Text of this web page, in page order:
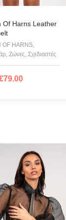
- Statuettes
& Σκουφιά
Of Harns Leather
OF HARNS,
Ζώνες, Σχεδιαστές
79.00ΣΤΟ ΚΑΛΆΘΙ